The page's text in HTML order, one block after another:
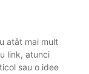
atât mai mult
link, atunci
sau o idee